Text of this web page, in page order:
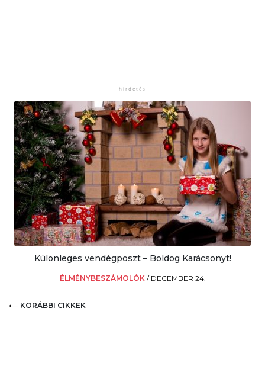
Különleges vendégposzt – Boldog Karácsonyt!
ÉLMÉNYBESZÁMOLÓK / DECEMBER 24.
KORÁBBI CIKKEK